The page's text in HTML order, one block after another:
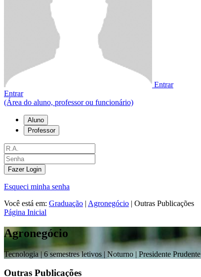
Entrar
Entrar
(Área do aluno, professor ou funcionário)
Aluno
Professor
Fazer Login
Esqueci minha senha
Você está em: Graduação | Agronegócio | Outras Publicações
Página Inicial
Agronegócio
Tecnologia |6 semestres letivos | Noturno | Presidente Prudente
Outras Publicações